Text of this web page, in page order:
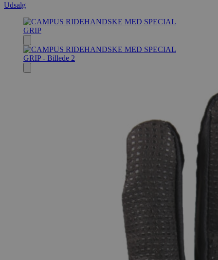
Udsalg